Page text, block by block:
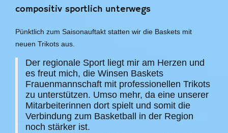
compositiv sportlich unterwegs
Pünktlich zum Saisonauftakt statten wir die Baskets mit
neuen Trikots aus.
Der regionale Sport liegt mir am Herzen und
es freut mich, die Winsen Baskets
Frauenmannschaft mit professionellen Trikots
zu unterstützen. Umso mehr, da eine unserer
Mitarbeiterinnen dort spielt und somit die
Verbindung zum Basketball in der Region
noch stärker ist.